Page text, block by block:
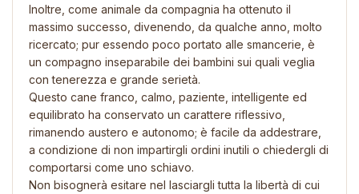
Inoltre, come animale da compagnia ha ottenuto il
massimo successo, divenendo, da qualche anno, molto
ricercato; pur essendo poco portato alle smancerie, è
un compagno inseparabile dei bambini sui quali veglia
con tenerezza e grande serietà.
Questo cane franco, calmo, paziente, intelligente ed
equilibrato ha conservato un carattere riflessivo,
rimanendo austero e autonomo; è facile da addestrare,
a condizione di non impartirgli ordini inutili o chiedergli di
comportarsi come uno schiavo.
Non bisognerà esitare nel lasciargli tutta la libertà di cui